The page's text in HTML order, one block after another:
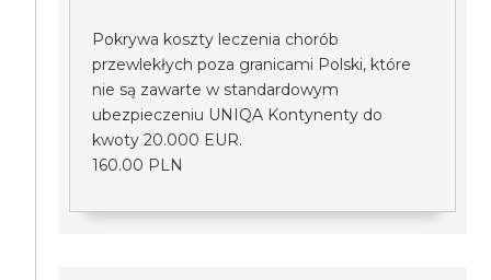
Pokrywa koszty leczenia chorób
przewlekłych poza granicami Polski, które
nie są zawarte w standardowym
ubezpieczeniu UNIQA Kontynenty do
kwoty 20.000 EUR.
160.00 PLN